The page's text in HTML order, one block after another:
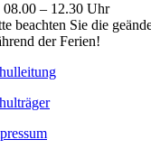
08.00 – 12.30 Uhr
beachten Sie die
der Ferien!